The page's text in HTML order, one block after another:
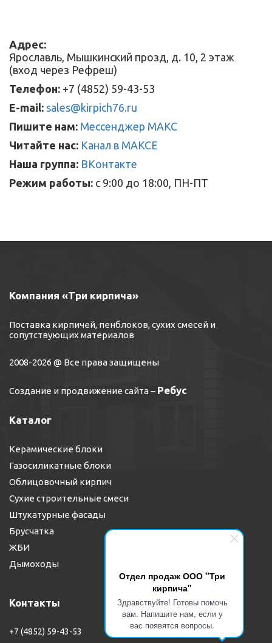
Отдел продаж ООО "Три
кирпича"
Здравствуйте! Готовы помочь
вам. Напишите нам, если у
вас появятся вопросы.
Адрес:
Ярославль, Мышкинский прозд, д. 10, 2 этаж
(вход через Рефреш)
Телефон: +7 (4852) 59-43-53
E-mail: sales@kirpich76.ru
Пишите нам: Мессенджер МАКС
Читайте нас: Канал в МАКСЕ
Наша группа: ВКонтакте
Режим работы: с 9:00 до 18:00, ПН-ПТ
Компания «Три кирпича»
Поставка кирпичей, пенблоков, сухих смесей и
сопутствующих материалов
2008-2026 @ Все права защищены
Создание и продвижение сайта– Ребус
Каталог
Керамические блоки
Газосиликатные блоки
Облицовочный кирпич
Сухие строительные смеси
Штукатурные фасады
Брусчатка
ЖБИ
Дымоходы
Контакты
+7 (4852) 59-43-53